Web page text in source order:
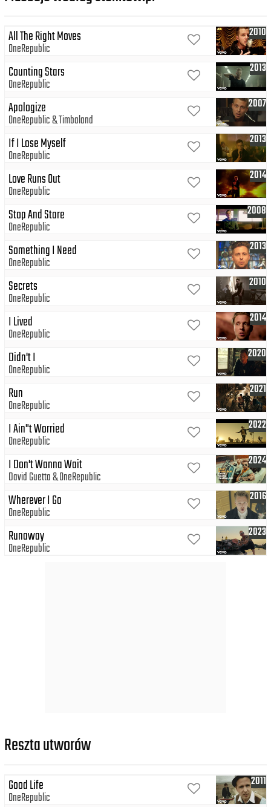
2010
All The Right Moves
OneRepublic
2013
Counting Stars
OneRepublic
2007
Apologize
OneRepublic Timbaland
2013
If I Lose Myself
OneRepublic
2014
Love Runs Out
OneRepublic
2008
Stop And Stare
OneRepublic
2013
Something I Need
OneRepublic
2010
Secrets
OneRepublic
2014
I Lived
OneRepublic
2020
Didn't I
OneRepublic
2021
Run
OneRepublic
2022
I Ain"t Worried
OneRepublic
2024
I Don't Wanna Wait
David Guetta OneRepublic
2016
Wherever I Go
OneRepublic
2023
Runaway
OneRepublic
Reszta utworów
2011
Good Life
OneRepublic